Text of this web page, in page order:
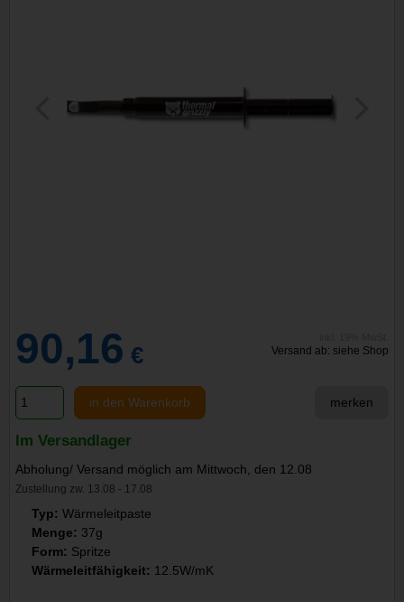
90,16 € Versand ab: siehe Shop
in den Warenkorb merken
Im Versandlager
Abholung/ Versand möglich am Mittwoch, den 12.08
Zustellung zw. 13.08 - 17.08
Typ: Wärmeleitpaste
Menge: 37g
Form: Spritze
Wärmeleitfähigkeit: 12.5W/mK